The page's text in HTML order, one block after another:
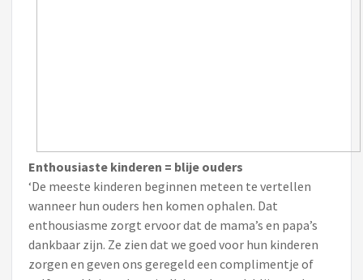
Enthousiaste kinderen = blije ouders
‘De meeste kinderen beginnen meteen te vertellen
wanneer hun ouders hen komen ophalen. Dat
enthousiasme zorgt ervoor dat de mama’s en papa’s
dankbaar zijn. Ze zien dat we goed voor hun kinderen
zorgen en geven ons geregeld een complimentje of